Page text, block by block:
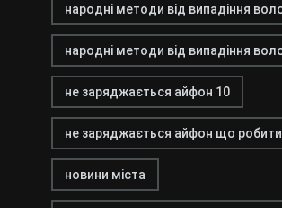
народні методи від випадіння
народні методи від випадіння
не заряджається айфон 10
не заряджається айфон що робити
новини міста